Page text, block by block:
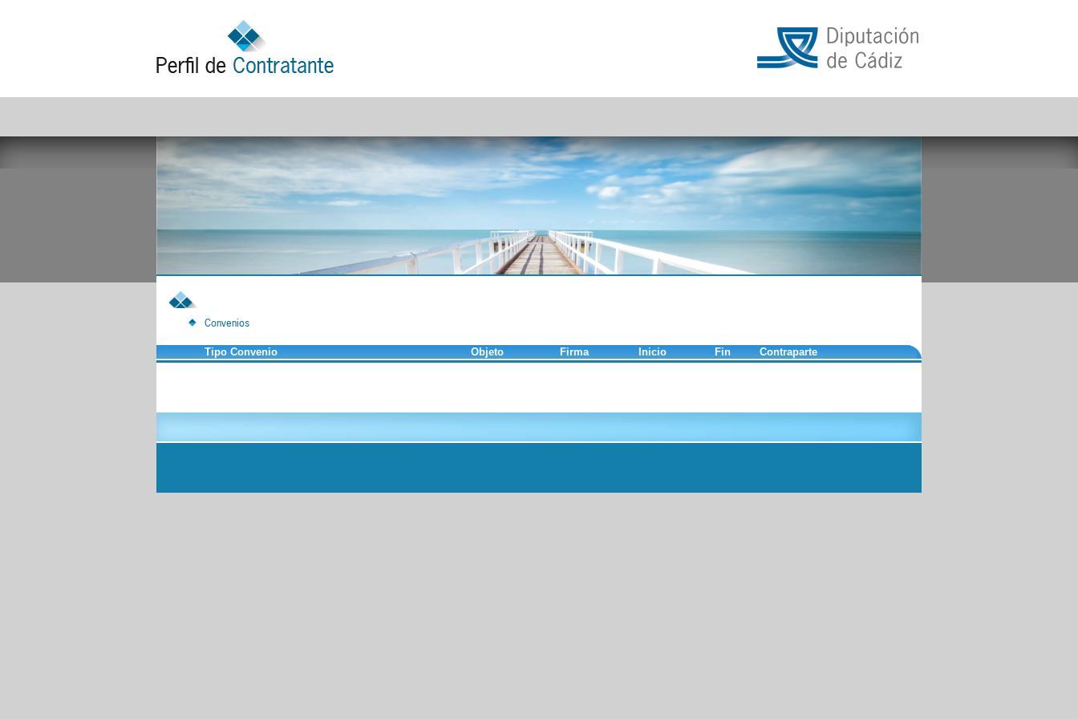
Convenios
Tipo Convenio Objeto Firma Inicio Fin Contraparte